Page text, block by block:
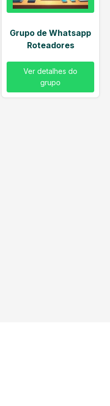
Grupo de Whatsapp
Roteadores
Ver detalhes do
grupo